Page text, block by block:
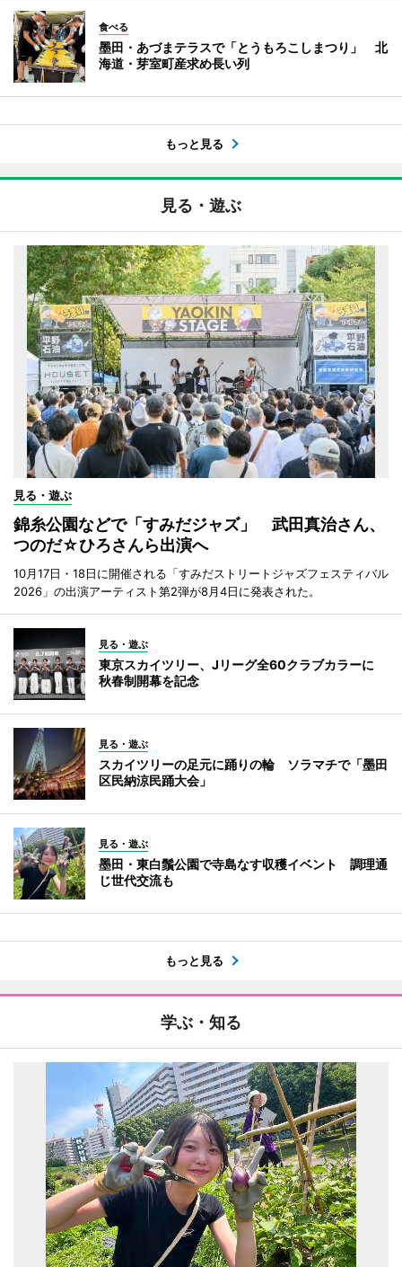
食べる
墨田・あづまテラスで「とうもろこしまつり」 北
海道・芽室町産求め長い列
もっと見る
見る・遊ぶ
見る・遊ぶ
錦糸公園などで「すみだジャズ」 武田真治さん、
つのだ☆ひろさんら出演へ
10月17日・18日に開催される「すみだストリートジャズフェスティバル
2026」の出演アーティスト第2弾が8月4日に発表された。
見る・遊ぶ
東京スカイツリー、Jリーグ全60クラブカラーに
秋春制開幕を記念
見る・遊ぶ
スカイツリーの足元に踊りの輪 ソラマチで「墨田
区民納涼民踊大会」
見る・遊ぶ
墨田・東白鬚公園で寺島なす収穫イベント 調理通
じ世代交流も
もっと見る
学ぶ・知る